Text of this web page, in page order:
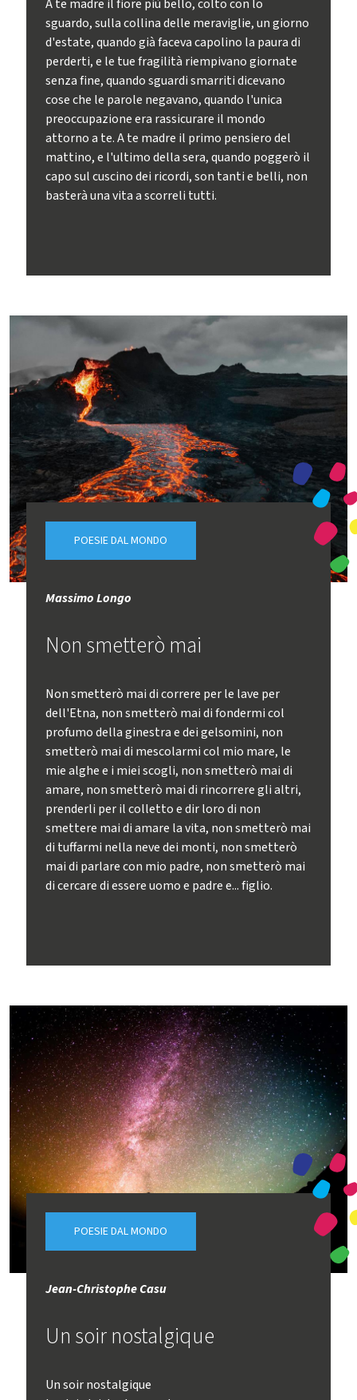
A te madre il fiore più bello, colto con lo
sguardo, sulla collina delle meraviglie, un giorno
d'estate, quando già faceva capolino la paura di
perderti, e le tue fragilità riempivano giornate
senza fine, quando sguardi smarriti dicevano
cose che le parole negavano, quando l'unica
preoccupazione era rassicurare il mondo
attorno a te. A te madre il primo pensiero del
mattino, e l'ultimo della sera, quando poggerò il
capo sul cuscino dei ricordi, son tanti e belli, non
basterà una vita a scorreli tutti.
POESIE DAL MONDO
Massimo Longo
Non smetterò mai
Non smetterò mai di correre per le lave per
dell'Etna, non smetterò mai di fondermi col
profumo della ginestra e dei gelsomini, non
smetterò mai di mescolarmi col mio mare, le
mie alghe e i miei scogli, non smetterò mai di
amare, non smetterò mai di rincorrere gli altri,
prenderli per il colletto e dir loro di non
smettere mai di amare la vita, non smetterò mai
di tuffarmi nella neve dei monti, non smetterò
mai di parlare con mio padre, non smetterò mai
di cercare di essere uomo e padre e... figlio.
POESIE DAL MONDO
Jean-Christophe Casu
Un soir nostalgique
Un soir nostalgique